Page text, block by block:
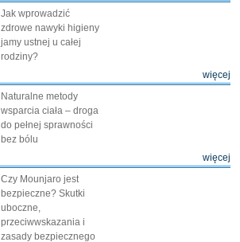
Jak wprowadzić
zdrowe nawyki higieny
jamy ustnej u całej
rodziny?
więcej
Naturalne metody
wsparcia ciała – droga
do pełnej sprawności
bez bólu
więcej
Czy Mounjaro jest
bezpieczne? Skutki
uboczne,
przeciwwskazania i
zasady bezpiecznego